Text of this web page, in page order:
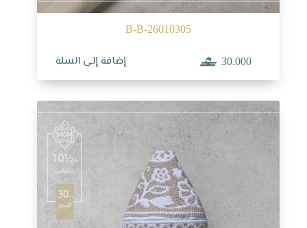
B-B-26010305
30.000 إضافة إلى السلة